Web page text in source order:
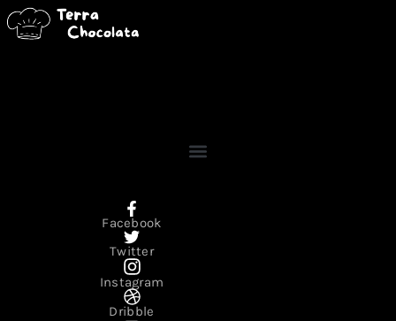
Facebook
Twitter
Instagram
Dribble